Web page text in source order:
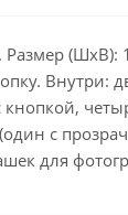
Размер (ШхВ):
Внутри:
с
для